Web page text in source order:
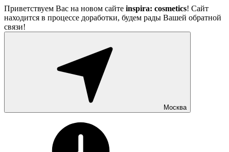
Приветствуем Вас на новом сайте inspira: cosmetics! Сайт
находится в процессе доработки, будем рады Вашей обратной
связи!
Москва